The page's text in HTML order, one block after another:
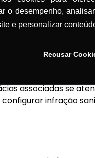
o desempenho,
e personalizar
Recusar
manipulados no
pela mesma
hipótese, bem
ao controle
da Anfarmag de
associadas se
infração